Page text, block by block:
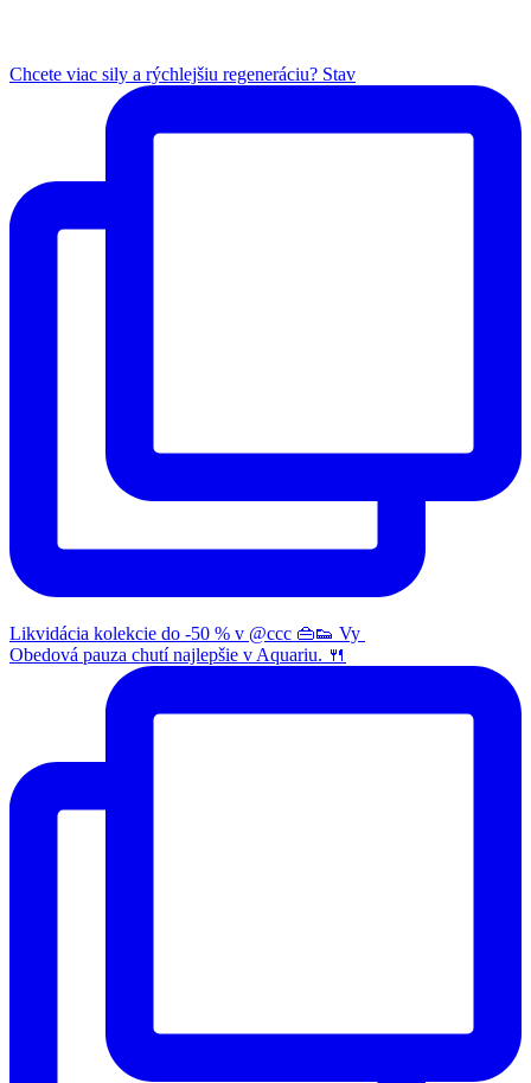
Chcete viac sily a rýchlejšiu regeneráciu? Stav
Likvidácia kolekcie do -50 % v @ccc 👜👟 Vy
Obedová pauza chutí najlepšie v Aquariu. 🍴